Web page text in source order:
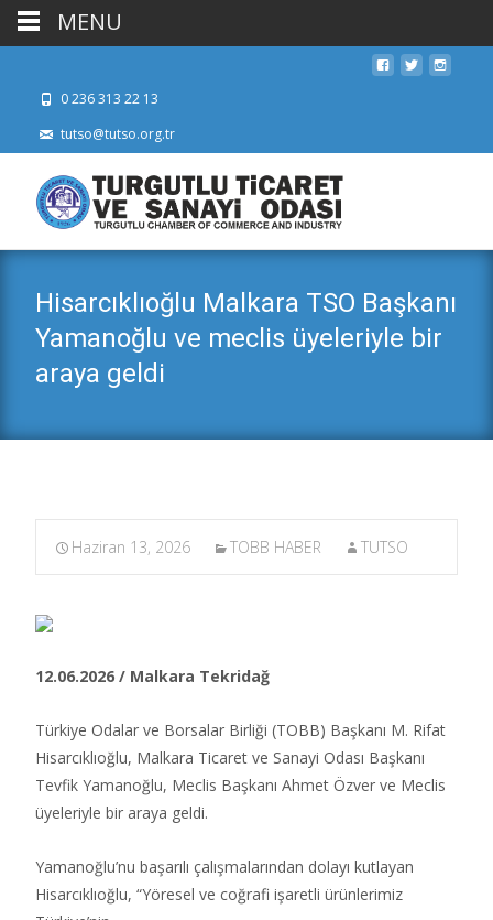
0 236 313 22 13
tutso@tutso.org.tr
Hisarcıklıoğlu Malkara TSO Başkanı
Yamanoğlu ve meclis üyeleriyle bir
araya geldi
Haziran 13, 2026 TOBB HABER TUTSO
12.06.2026 / Malkara Tekridağ
Türkiye Odalar ve Borsalar Birliği (TOBB) Başkanı M. Rifat
Hisarcıklıoğlu, Malkara Ticaret ve Sanayi Odası Başkanı
Tevfik Yamanoğlu, Meclis Başkanı Ahmet Özver ve Meclis
üyeleriyle bir araya geldi.​
Yamanoğlu’nu başarılı çalışmalarından dolayı kutlayan
Hisarcıklıoğlu, “Yöresel ve coğrafi işaretli ürünlerimiz
MENU